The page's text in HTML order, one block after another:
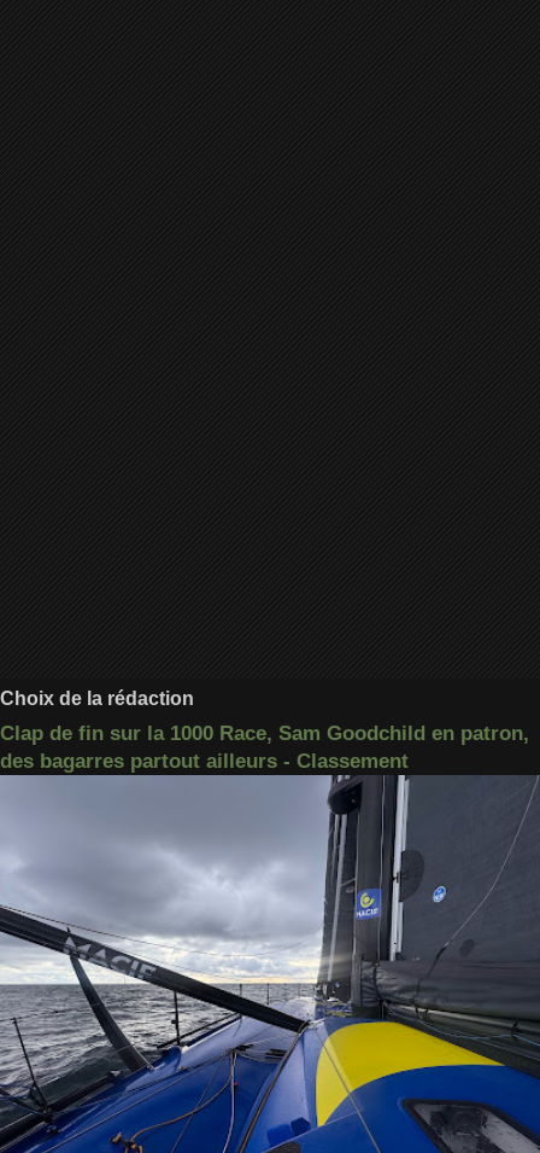
Choix de la rédaction
Clap de fin sur la 1000 Race, Sam Goodchild en patron,
des bagarres partout ailleurs - Classement